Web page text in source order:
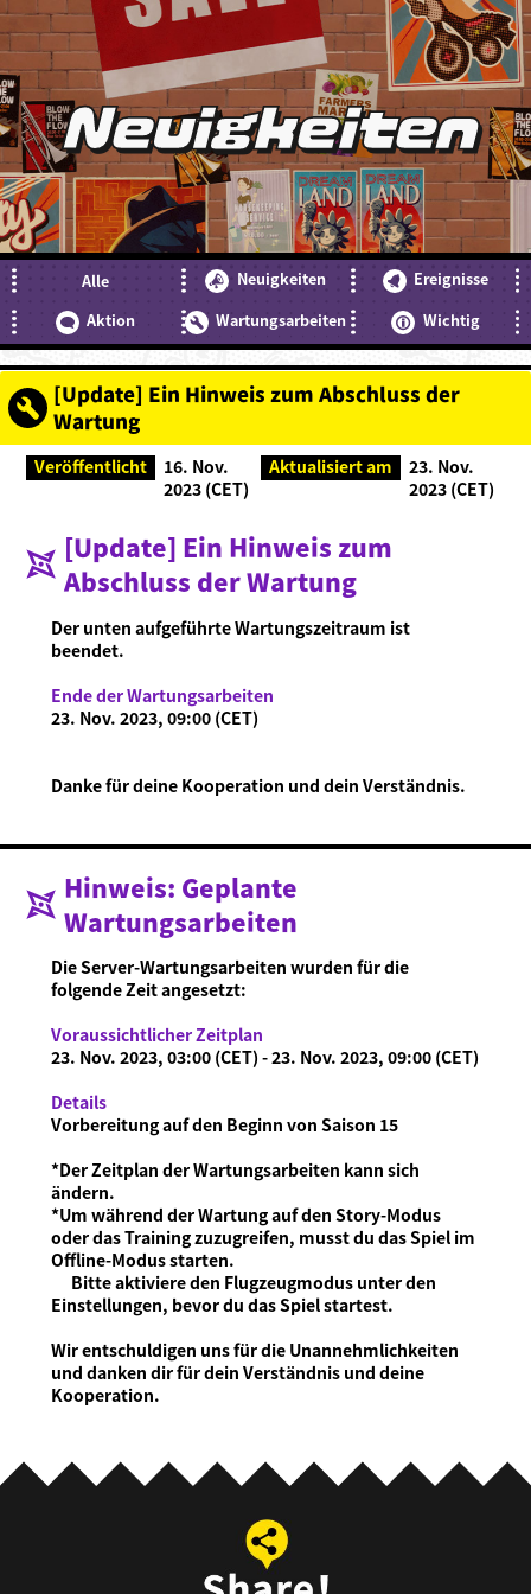
Was ist Ninjala?
Saison-Informationen
Videos
Produktinformationen
Language
Neuigkeiten
Alle Neuigkeiten
Ereignisse
Aktion
Wartungsarbeiten Wichtig
[Update] Ein Hinweis zum Abschluss der
Wartung
Veröffentlicht
16. Nov.
2023 (CET)
Aktualisiert am
23. Nov.
2023 (CET)
[Update] Ein Hinweis zum
Abschluss der Wartung
Der unten aufgeführte Wartungszeitraum ist
beendet.
Ende der Wartungsarbeiten
23. Nov. 2023, 09:00 (CET)
Danke für deine Kooperation und dein Verständnis.
Hinweis: Geplante
Wartungsarbeiten
Die Server-Wartungsarbeiten wurden für die
folgende Zeit angesetzt:
Voraussichtlicher Zeitplan
23. Nov. 2023, 03:00 (CET) - 23. Nov. 2023, 09:00 (CET)
Details
Vorbereitung auf den Beginn von Saison 15
*Der Zeitplan der Wartungsarbeiten kann sich
ändern.
*Um während der Wartung auf den Story-Modus
oder das Training zuzugreifen, musst du das Spiel im
Offline-Modus starten.
Bitte aktiviere den Flugzeugmodus unter den
Einstellungen, bevor du das Spiel startest.
Wir entschuldigen uns für die Unannehmlichkeiten
und danken dir für dein Verständnis und deine
Kooperation.